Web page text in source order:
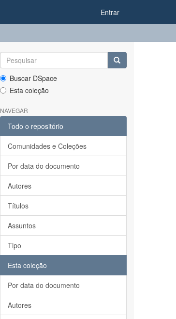
Entrar
Buscar DSpace
Esta coleção
NAVEGAR
Todo o repositório
Comunidades e Coleções
Por data do documento
Autores
Títulos
Assuntos
Tipo
Esta coleção
Por data do documento
Autores